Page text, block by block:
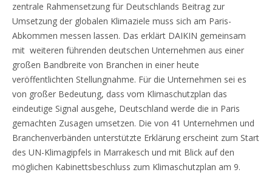
zentrale Rahmensetzung für Deutschlands Beitrag zur
Umsetzung der globalen Klimaziele muss sich am Paris-
Abkommen messen lassen. Das erklärt DAIKIN gemeinsam
mit weiteren führenden deutschen Unternehmen aus einer
großen Bandbreite von Branchen in einer heute
veröffentlichten Stellungnahme. Für die Unternehmen sei es
von großer Bedeutung, dass vom Klimaschutzplan das
eindeutige Signal ausgehe, Deutschland werde die in Paris
gemachten Zusagen umsetzen. Die von 41 Unternehmen und
Branchenverbänden unterstützte Erklärung erscheint zum Start
des UN-Klimagipfels in Marrakesch und mit Blick auf den
möglichen Kabinettsbeschluss zum Klimaschutzplan am 9.